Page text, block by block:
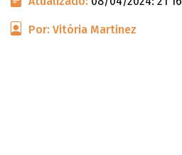
Por: Vitória Martinez